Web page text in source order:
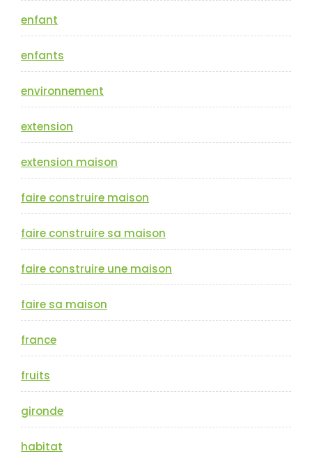
enfant
enfants
environnement
extension
extension maison
faire construire maison
faire construire sa maison
faire construire une maison
faire sa maison
france
fruits
gironde
habitat